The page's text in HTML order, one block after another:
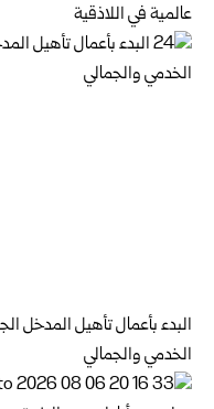
عالمية في اللاذقية
البدء بأعمال تأهيل المدخل
الخدمي والجمالي